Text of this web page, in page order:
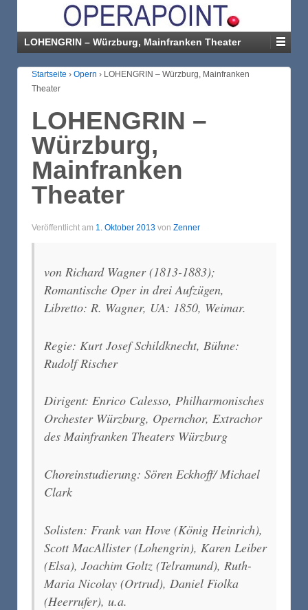
LOHENGRIN – Würzburg, Mainfranken Theater
Startseite › Opern › LOHENGRIN – Würzburg, Mainfranken
Theater
LOHENGRIN –
Würzburg,
Mainfranken
Theater
Veröffentlicht am 1. Oktober 2013 von Zenner
von Richard Wagner (1813-1883);
Romantische Oper in drei Aufzügen,
Libretto: R. Wagner, UA: 1850, Weimar.
Regie: Kurt Josef Schildknecht, Bühne:
Rudolf Rischer
Dirigent: Enrico Calesso, Philharmonisches
Orchester Würzburg, Opernchor, Extrachor
des Mainfranken Theaters Würzburg
Choreinstudierung: Sören Eckhoff/ Michael
Clark
Solisten: Frank van Hove (König Heinrich),
Scott MacAllister (Lohengrin), Karen Leiber
(Elsa), Joachim Goltz (Telramund), Ruth-
Maria Nicolay (Ortrud), Daniel Fiolka
(Heerrufer), u.a.